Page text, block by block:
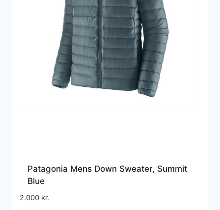
Patagonia Mens Down Sweater, Summit
Blue
2.000 kr.